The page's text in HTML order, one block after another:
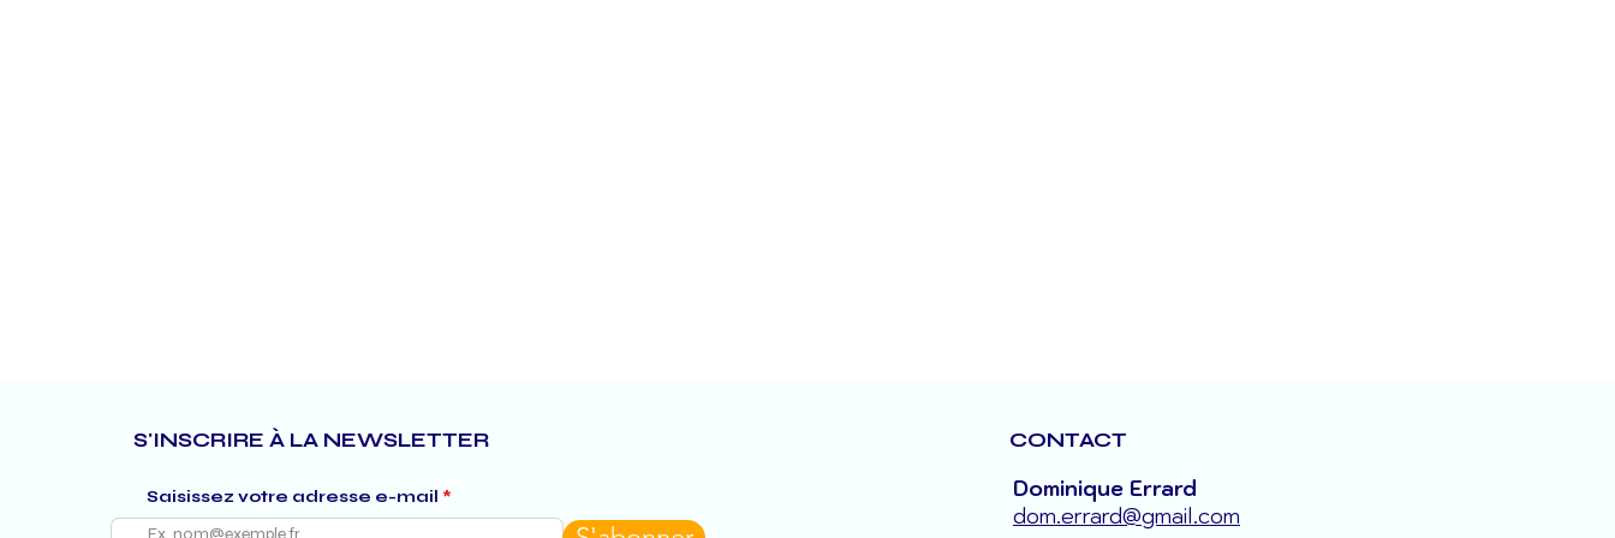
S'INSCRIRE À LA NEWSLETTER
Saisissez votre adresse e-mail
CONTACT
Dominique Errard
dom.errard@gmail.com